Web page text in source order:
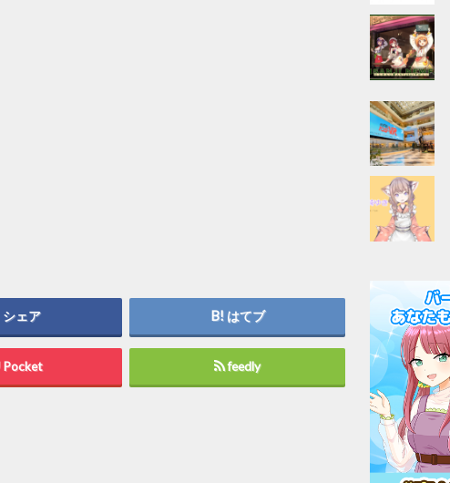
シェア はてブ
Pocket feedly